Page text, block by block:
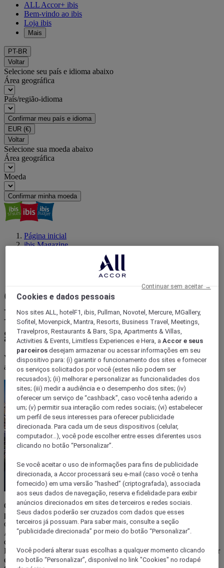
ALL Accor+ ibis
Bem-vindo ao ibis
Loja ibis
Mais
PT-BR
Voltar
Selecione seu país e idioma abaixo
Área geográfica
País/região-idioma
Confirmar meu país e idioma
EUR (€)
Voltar
Selecione sua moeda abaixo
Área geográfica
Moeda
Confirmar minha moeda
Página inicial
ibis Magazine
O que fazer em Piracicaba: Melhores coisas para fazer
O que fazer em Piracicaba:
Melhores coisas para fazer
gastando pouco
Vai visitar a cidade, quer saber o que fazer em Piracicaba e, melhor
ainda, sem gastar muito? Confira as opções que separamos a seguir!
Que tal conhecer um pedacinho do interior de São Paulo, sem
precisar gastar muito? Desta vez, o nosso foco é trazer opções sobre
o que fazer em Piracicaba.
A cidade tem cerca de 400 mil habitantes e fica localizada a 150 km
da capital de São Paulo.
Fora isso, claro, possui muitas alternativas para quem quer se divertir
e relaxar. Tudo isso com economia e praticidade.
Cookies e dados pessoais
Nos sites ALL, hotelF1, ibis, Pullman, Novotel, Mercure, MGallery,
Sofitel, Movenpick, Mantra, Resorts, Business Travel, Meetings,
Travelpros, Restaurants & Bars, Spa, Apartments & Villas,
Activities & Events, Limitless Experiences e Hera, aAccor e seus
parceiros desejam armazenar ou acessar informações em seu
dispositivo para: (i) garantir o funcionamento dos sites e fornecer
os serviços solicitados por você (estes não podem ser
recusados); (ii) melhorar e personalizar as funcionalidades dos
sites; (iii) medir a audiência e o desempenho dos sites; (iv)
oferecer um serviço de “cashback”, caso você tenha aderido a
um; (v) permitir sua interação com redes sociais; (vi) estabelecer
um perfil de seus interesses para oferecer publicidade
direcionada. Para cada um de seus dispositivos (celular,
computador...), você pode escolher entre esses diferentes usos
clicando no botão “Personalizar”.
Se você aceitar o uso de informações para fins de publicidade
direcionada, a Accor processará seu e-mail (caso você o tenha
fornecido) em uma versão “hashed” (criptografada), associada
aos seus dados de navegação, reserva e fidelidade para exibir
anúncios direcionados em sites de terceiros e redes sociais.
Seus dados poderão ser cruzados com dados que esses
terceiros já possuam. Para saber mais, consulte a seção
“publicidade direcionada” por meio do botão “Personalizar”.
Você poderá alterar suas escolhas a qualquer momento clicando
no botão “Personalizar”, disponível no link "Cookies" no rodapé
Continuar sem aceitar →